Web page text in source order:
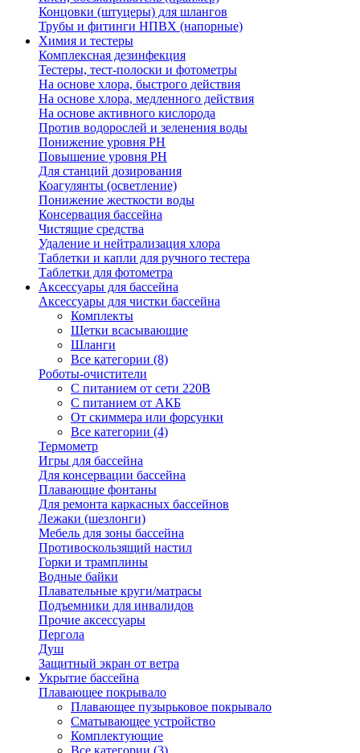
Концовки (штуцеры) для шлангов
Трубы и фитинги НПВХ (напорные)
Химия и тестеры
Комплексная дезинфекция
Тестеры, тест-полоски и фотометры
На основе хлора, быстрого действия
На основе хлора, медленного действия
На основе активного кислорода
Против водорослей и зеленения воды
Понижение уровня РН
Повышение уровня РН
Для станций дозирования
Коагулянты (осветление)
Понижение жесткости воды
Консервация бассейна
Чистящие средства
Удаление и нейтрализация хлора
Таблетки и капли для ручного тестера
Таблетки для фотометра
Аксессуары для бассейна
Аксессуары для чистки бассейна
Комплекты
Щетки всасывающие
Шланги
Все категории (8)
Роботы-очистители
С питанием от сети 220В
С питанием от АКБ
От скиммера или форсунки
Все категории (4)
Термометр
Игры для бассейна
Для консервации бассейна
Плавающие фонтаны
Для ремонта каркасных бассейнов
Лежаки (шезлонги)
Мебель для зоны бассейна
Противоскользящий настил
Горки и трамплины
Водные байки
Плавательные круги/матрасы
Подъемники для инвалидов
Прочие аксессуары
Пергола
Душ
Защитный экран от ветра
Укрытие бассейна
Плавающее покрывало
Плавающее пузырьковое покрывало
Сматывающее устройство
Комплектующие
Все категории (3)